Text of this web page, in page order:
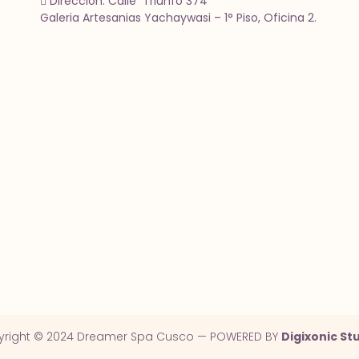
Galeria Artesanias Yachaywasi – 1° Piso, Oficina 2.
© 2024 Dreamer Spa Cusco — POWERED BY Digixonic